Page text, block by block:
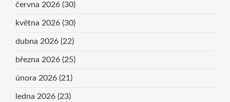
června 2026 (30)
května 2026 (30)
dubna 2026 (22)
března 2026 (25)
února 2026 (21)
ledna 2026 (23)